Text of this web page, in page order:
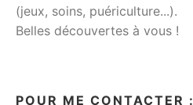
(jeux, soins, puériculture...).
Belles découvertes à vous !
POUR ME CONTACTER :